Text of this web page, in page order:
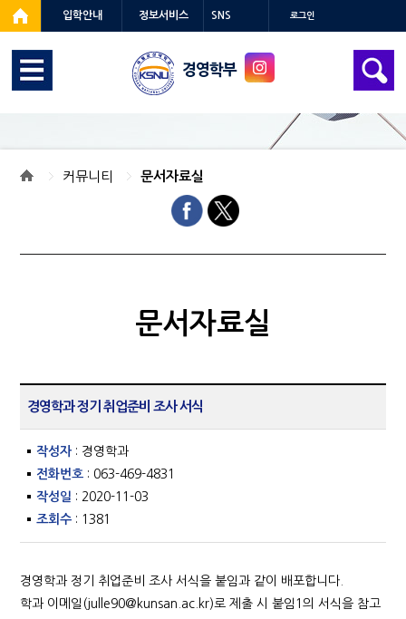
입학안내 정보서비스 SNS 로그인
경영학부
커뮤니티 문서자료실
문서자료실
경영학과 정기 취업준비 조사 서식
작성자 : 경영학과
전화번호 : 063-469-4831
작성일 : 2020-11-03
조회수 : 1381
경영학과 정기 취업준비 조사 서식을 붙임과 같이 배포합니다.
학과 이메일(julle90@kunsan.ac.kr)로 제출 시 붙임1의 서식을 참고